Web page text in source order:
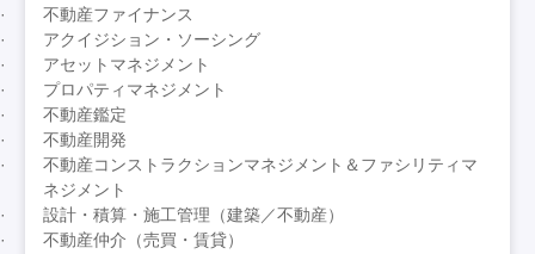
不動産ファイナンス
アクイジション・ソーシング
アセットマネジメント
プロパティマネジメント
不動産鑑定
不動産開発
不動産コンストラクションマネジメント＆ファシリティマ
ネジメント
設計・積算・施工管理（建築／不動産）
不動産仲介（売買・賃貸）